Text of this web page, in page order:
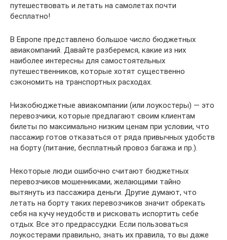
путешествовать и летать на самолетах почти
бесплатно!
В Европе представлено большое число бюджетных
авиакомпаний. Давайте разберемся, какие из них
наиболее интересны для самостоятельных
путешественников, которые хотят существенно
сэкономить на транспортных расходах.
Низкобюджетные авиакомпании (или лоукостеры) — это
перевозчики, которые предлагают своим клиентам
билеты по максимально низким ценам при условии, что
пассажир готов отказаться от ряда привычных удобств
на борту (питание, бесплатный провоз багажа и пр.).
Некоторые люди ошибочно считают бюджетных
перевозчиков мошенниками, желающими тайно
вытянуть из пассажира деньги. Другие думают, что
летать на борту таких перевозчиков значит обрекать
себя на кучу неудобств и рисковать испортить себе
отдых. Все это предрассудки. Если пользоваться
лоукостерами правильно, знать их правила, то вы даже